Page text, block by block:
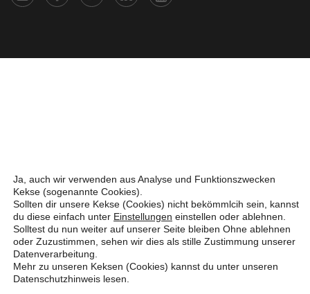
Ja, auch wir verwenden aus Analyse und Funktionszwecken
Kekse (sogenannte Cookies).
Sollten dir unsere Kekse (Cookies) nicht bekömmlcih sein, kannst
du diese einfach unter Einstellungen einstellen oder ablehnen.
Solltest du nun weiter auf unserer Seite bleiben Ohne ablehnen
oder Zuzustimmen, sehen wir dies als stille Zustimmung unserer
Datenverarbeitung.
Mehr zu unseren Keksen (Cookies) kannst du unter unseren
Datenschutzhinweis lesen.